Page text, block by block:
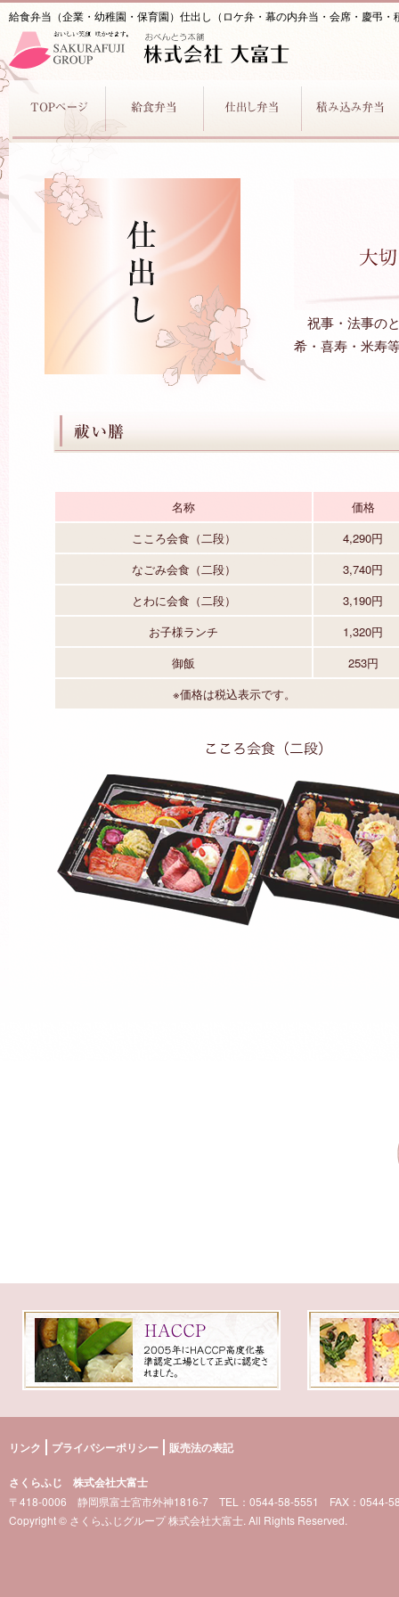
給食弁当（企業・幼稚園・保育園）仕出し（ロケ弁・幕の内弁当・会席・慶弔
祝事・法事の
希・喜寿・米寿
名称
価格
こころ会食（二段）
4,290円
なごみ会食（二段）
3,740円
とわに会食（二段）
3,190円
お子様ランチ
1,320円
御飯
253円
※価格は税込表示です。
リンク プライバシーポリシー 販売法の表記
さくらふじ 株式会社大富士
〒418-0006 静岡県富士宮市外神1816-7 TEL：0544-58-5551 FAX：0544-
Copyright © さくらふじグループ 株式会社大富士. All Rights Reserved.